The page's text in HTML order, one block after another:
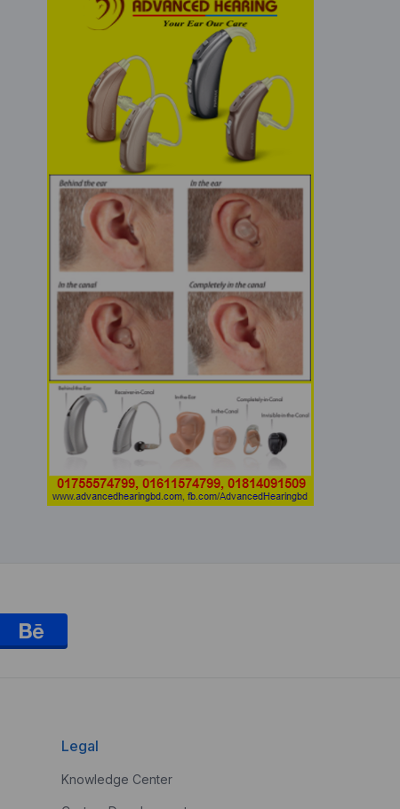
Legal
Knowledge Center